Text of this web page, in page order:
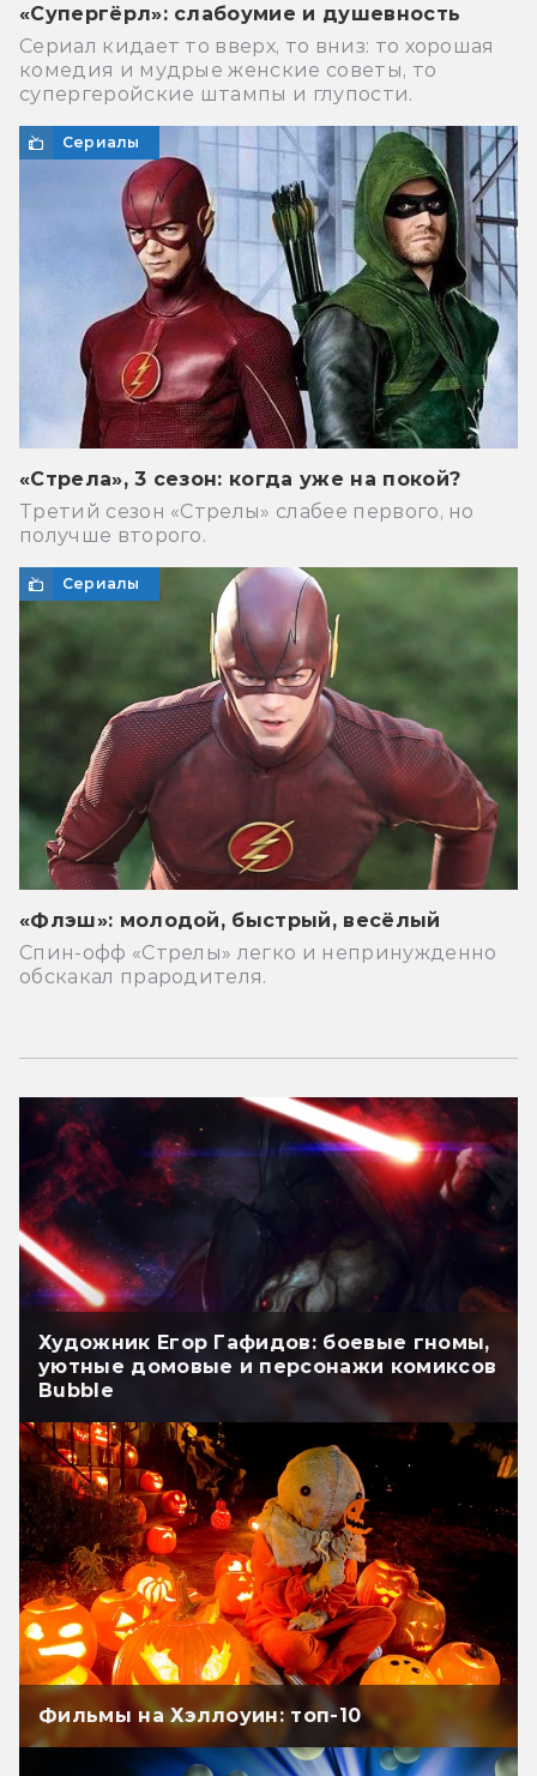
«Супергёрл»: слабоумие и душевность
Сериал кидает то вверх, то вниз: то хорошая
комедия и мудрые женские советы, то
супергеройские штампы и глупости.
Сериалы
«Стрела», 3 сезон: когда уже на покой?
Третий сезон «Стрелы» слабее первого, но
получше второго.
Сериалы
«Флэш»: молодой, быстрый, весёлый
Спин-офф «Стрелы» легко и непринужденно
обскакал прародителя.
Художник Егор Гафидов: боевые гномы,
уютные домовые и персонажи комиксов
Bubble
Фильмы на Хэллоуин: топ-10